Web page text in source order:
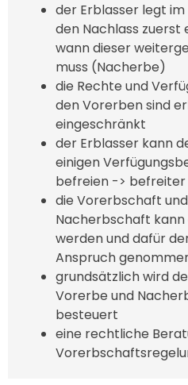
der Erblasser legt
den Nachlass
wann dieser
muss (Nacherbe)
die Rechte und
den Vorerben sind
eingeschränkt
der Erblasser kann
einigen
befreien ->
die Vorerbschaft
Nacherbschaft
werden und dafür
Anspruch
grundsätzlich wird
Vorerbe und
besteuert
eine rechtliche